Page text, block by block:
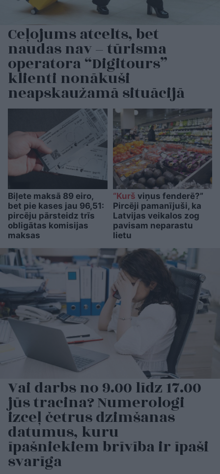
Ceļojums atcelts, bet
naudas nav – tūrisma
operatora “Digitours”
klienti nonākuši
neapskaužamā situācijā
Biļete maksā 89 eiro,
bet pie kases jau 96,51:
pircēju pārsteidz trīs
obligātas komisijas
maksas
“Kurš viņus fenderē?”
Pircēji pamanījuši, ka
Latvijas veikalos zog
pavisam neparastu
lietu
Vai darbs no 9.00 līdz 17.00
jūs tracina? Numerologi
izceļ četrus dzimšanas
datumus, kuru
īpašniekiem brīvība ir īpaši
svarīga